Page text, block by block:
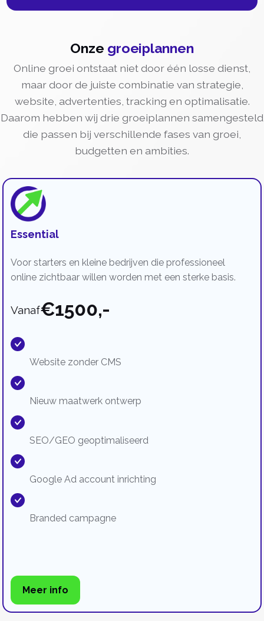
Onze groeiplannen
Online groei ontstaat niet door één losse dienst,
maar door de juiste combinatie van strategie,
website, advertenties, tracking en optimalisatie.
Daarom hebben wij drie groeiplannen samengesteld
die passen bij verschillende fases van groei,
budgetten en ambities.
Essential
Voor starters en kleine bedrijven die professioneel
online zichtbaar willen worden met een sterke basis.
Vanaf€1500,-
Website zonder CMS
Nieuw maatwerk ontwerp
SEO/GEO geoptimaliseerd
Google Ad account inrichting
Branded campagne
Meer info